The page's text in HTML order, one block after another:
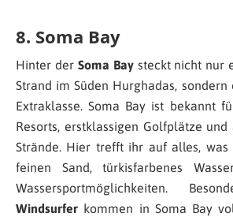
8. Soma Bay
Hinter der Soma Baysteckt nicht nur
Strand im Süden Hurghadas,
Extraklasse. Soma Bay ist bekannt
Resorts, erstklassigen Golfplätze
Strände. Hier trefft ihr auf alles, was
feinen Sand, türkisfarbenes
Wassersportmöglichkeiten.
Windsurfer kommen in Soma Bay